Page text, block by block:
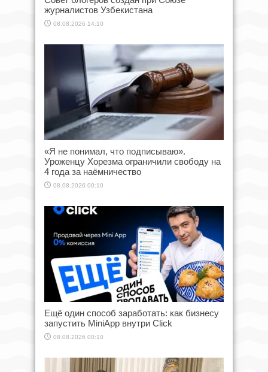
журналистов Узбекистана
08.08.2026 14:10
«Я не понимал, что подписываю».
Уроженцу Хорезма ограничили свободу на
4 года за наёмничество
08.08.2026 00:10
Ещё один способ заработать: как бизнесу
запустить MiniApp внутри Click
08.08.2026 00:10